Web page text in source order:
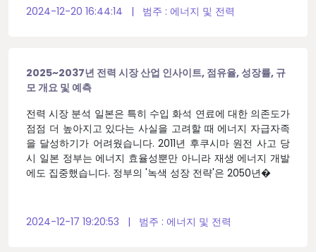
2024-12-20 16:44:14 | 범주 : 에너지 및 전력
2025~2037년 전력 시장 산업 인사이트, 점유율, 성장률, 규
모 개요 및 예측
전력 시장 분석 일본은 특히 수입 화석 연료에 대한 의존도가
점점 더 높아지고 있다는 사실을 고려할 때 에너지 자급자족
을 달성하기가 어려웠습니다. 2011년 후쿠시마 원전 사고 당
시 일본 정부는 에너지 효율성뿐만 아니라 재생 에너지 개발
에도 집중했습니다. 정부의 '녹색 성장 전략'은 2050년�
2024-12-17 19:20:53 | 범주 : 에너지 및 전력